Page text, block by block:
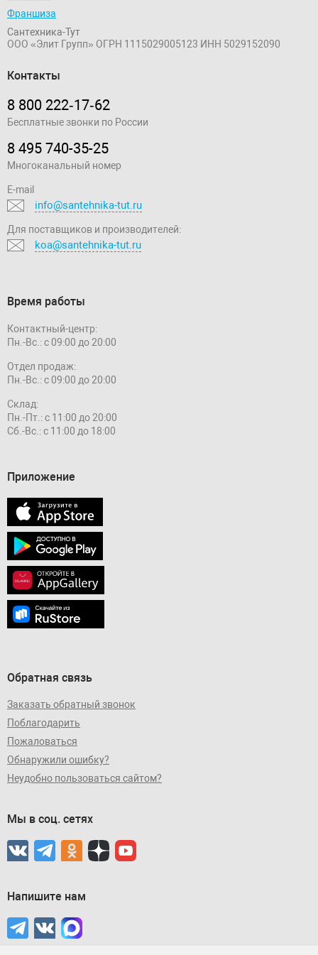
Франшиза
Сантехника-Тут
ООО «Элит Групп» ОГРН 1115029005123 ИНН 5029152090
Контакты
8 800 222‑17‑62
Бесплатные звонки по России
8 495 740-35-25
Многоканальный номер
E-mail
info@santehnika-tut.ru
Для поставщиков и производителей:
koa@santehnika-tut.ru
Время работы
Контактный-центр:
Пн.-Вс.: с 09:00 до 20:00
Отдел продаж:
Пн.-Вс.: с 09:00 до 20:00
Склад:
Пн.-Пт.: с 11:00 до 20:00
Сб.-Вс.: с 11:00 до 18:00
Приложение
Обратная связь
Заказать обратный звонок
Поблагодарить
Пожаловаться
Обнаружили ошибку?
Неудобно пользоваться сайтом?
Мы в соц. сетях
Напишите нам